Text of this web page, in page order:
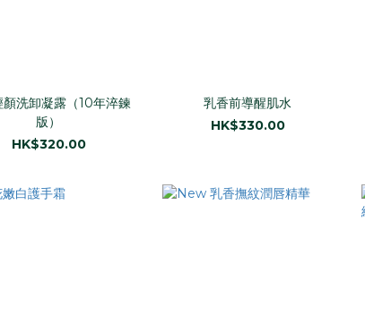
顏洗卸凝露（10年淬鍊
版）
HK$320.00
乳香前導醒肌水
HK$330.00